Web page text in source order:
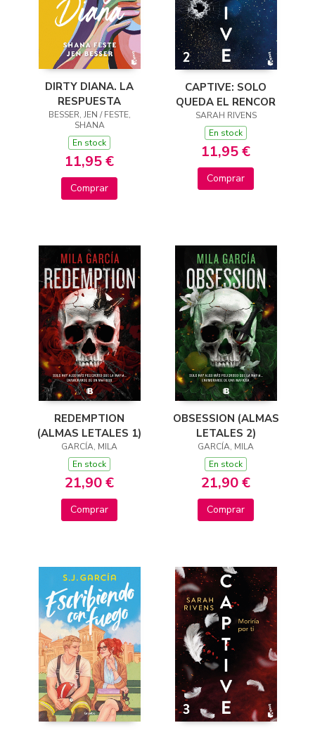
DIRTY DIANA. LA
RESPUESTA
BESSER, JEN / FESTE,
SHANA
En stock
11,95 €
Comprar
CAPTIVE: SOLO
QUEDA EL RENCOR
SARAH RIVENS
En stock
11,95 €
Comprar
REDEMPTION
(ALMAS LETALES 1)
GARCÍA, MILA
En stock
21,90 €
Comprar
OBSESSION (ALMAS
LETALES 2)
GARCÍA, MILA
En stock
21,90 €
Comprar